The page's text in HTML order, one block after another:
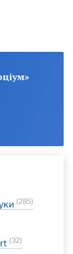
285
32